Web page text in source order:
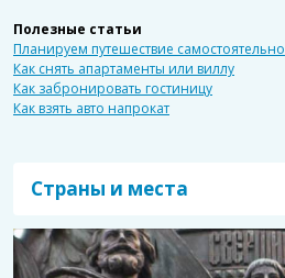
Полезные статьи
Планируем путешествие самостоятельно
Как снять апартаменты или виллу
Как забронировать гостиницу
Как взять авто напрокат
Страны и места